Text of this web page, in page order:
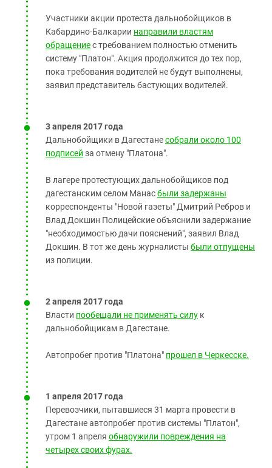
Участники акции протеста дальнобойщиков в
Кабардино-Балкарии направили властям
обращениес требованием полностью отменить
систему "Платон". Акция продолжится до тех пор,
пока требования водителей не будут выполнены,
заявил представитель бастующих водителей.
3 апреля 2017 года
Дальнобойщики в Дагестанесобрали около 100
подписей за отмену "Платона".
В лагере протестующих дальнобойщиков под
дагестанским селом Манасбыли задержаны
корреспонденты "Новой газеты" Дмитрий Ребров и
Влад Докшин Полицейские объяснили задержание
"необходимостью дачи пояснений", заявил Влад
Докшин. В тот же день журналисты были отпущены
из полиции.
2 апреля 2017 года
Власти пообещали не применять силу к
дальнобойщикам в Дагестане.
Автопробег против "Платона" прошел в Черкесске.
1 апреля 2017 года
Перевозчики, пытавшиеся 31 марта провести в
Дагестане автопробег против системы "Платон",
утром 1 апреля обнаружили повреждения на
четырех своих фурах.